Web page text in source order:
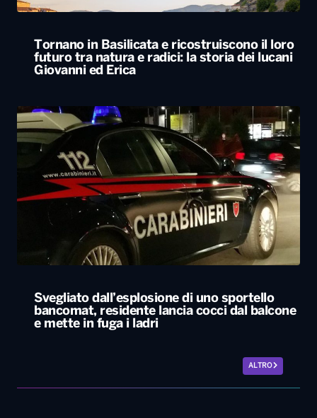
Tornano in Basilicata e ricostruiscono il loro
futuro tra natura e radici: la storia dei lucani
Giovanni ed Erica
Svegliato dall’esplosione di uno sportello
bancomat, residente lancia cocci dal balcone
e mette in fuga i ladri
ALTRO